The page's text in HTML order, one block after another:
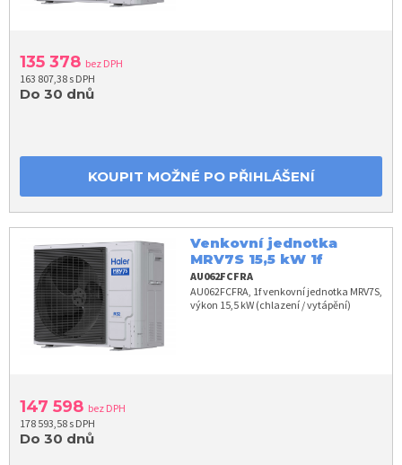
135 378 bez DPH
163 807,38 s DPH
Do 30 dnů
KOUPIT MOŽNÉ PO PŘIHLÁŠENÍ
Venkovní jednotka
MRV7S 15,5 kW 1f
AU062FCFRA
AU062FCFRA, 1f venkovní jednotka MRV7S,
výkon 15,5 kW (chlazení / vytápění)
147 598 bez DPH
178 593,58 s DPH
Do 30 dnů